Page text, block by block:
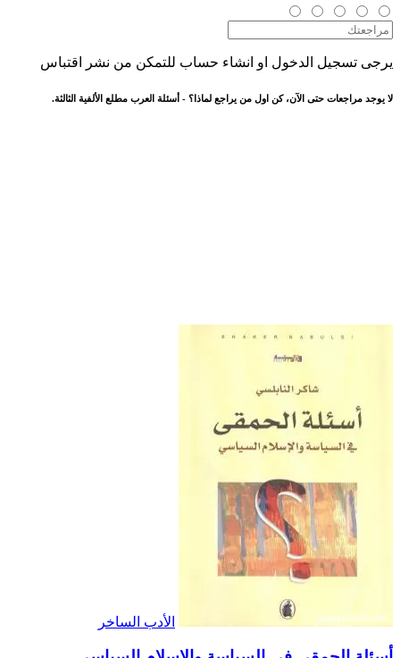
يرجى تسجيل الدخول او انشاء حساب للتمكن من نشر اقتباس
لا يوجد مراجعات حتى الآن، كن اول من يراجع لماذا؟ - أسئلة العرب مطلع الألفية الثالثة.
الأدب الساخر